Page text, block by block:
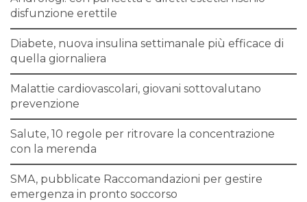
disfunzione erettile
Diabete, nuova insulina settimanale più efficace di
quella giornaliera
Malattie cardiovascolari, giovani sottovalutano
prevenzione
Salute, 10 regole per ritrovare la concentrazione
con la merenda
SMA, pubblicate Raccomandazioni per gestire
emergenza in pronto soccorso